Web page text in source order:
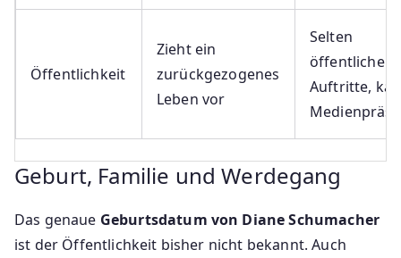
Öffentlichkeit
Zieht ein
zurückgezogenes
Leben vor
Selten
öffentliche
Auftritte,
Geburt, Familie und Werdegang
Das genaue Geburtsdatum von Diane Schumacher
ist der Öffentlichkeit bisher nicht bekannt. Auch